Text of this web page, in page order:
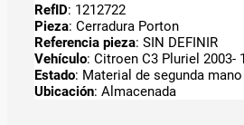
RefID: 1212722
Pieza: Cerradura Porton
Referencia pieza: SIN DEFINIR
Vehículo: Citroen C3 Pluriel 2003-
Estado: Material de segunda mano
Ubicación: Almacenada